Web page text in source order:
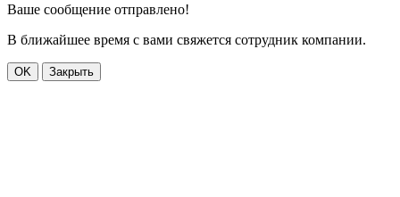
Ваше сообщение отправлено!
В ближайшее время с вами свяжется сотрудник компании.
OK Закрыть